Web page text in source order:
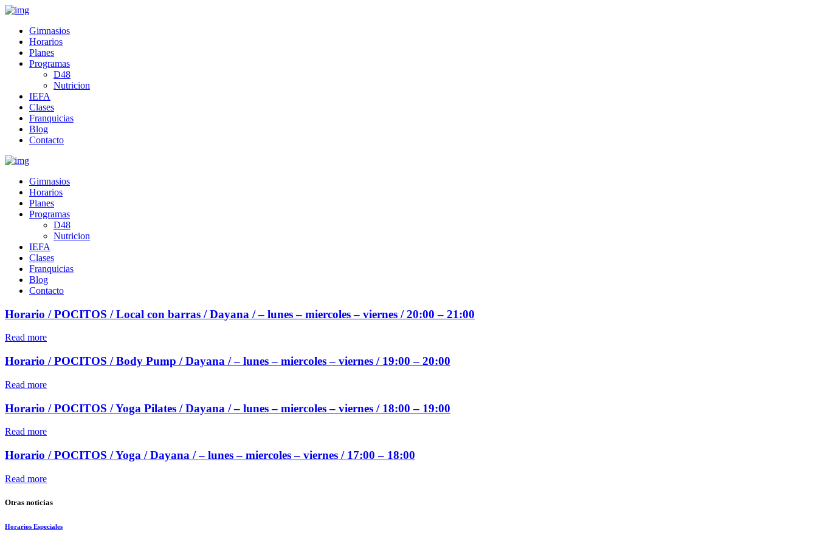
Gimnasios
Horarios
Planes
Programas
D48
Nutricion
IEFA
Clases
Franquicias
Blog
Contacto
Gimnasios
Horarios
Planes
Programas
D48
Nutricion
IEFA
Clases
Franquicias
Blog
Contacto
Horario / POCITOS / Local con barras / Dayana / – lunes – miercoles – viernes / 20:00 – 21:00
Read more
Horario / POCITOS / Body Pump / Dayana / – lunes – miercoles – viernes / 19:00 – 20:00
Read more
Horario / POCITOS / Yoga Pilates / Dayana / – lunes – miercoles – viernes / 18:00 – 19:00
Read more
Horario / POCITOS / Yoga / Dayana / – lunes – miercoles – viernes / 17:00 – 18:00
Read more
Otras noticias
Horarios Especiales